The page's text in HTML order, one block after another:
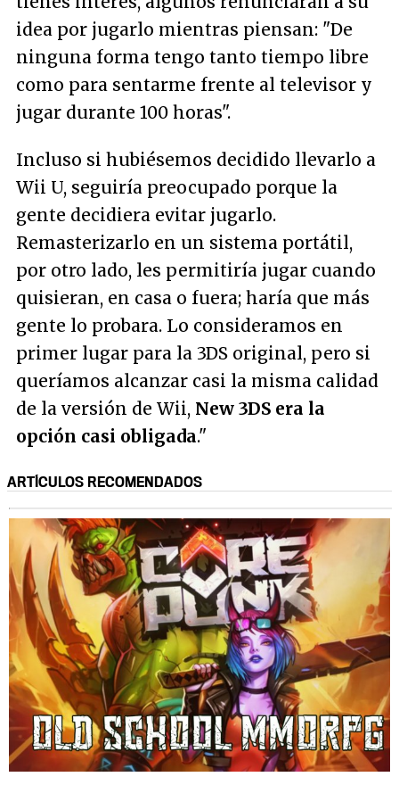
idea por jugarlo mientras piensan: "De
ninguna forma tengo tanto tiempo libre
como para sentarme frente al televisor y
jugar durante 100 horas".
Incluso si hubiésemos decidido llevarlo a
Wii U, seguiría preocupado porque la
gente decidiera evitar jugarlo.
Remasterizarlo en un sistema portátil,
por otro lado, les permitiría jugar cuando
quisieran, en casa o fuera; haría que más
gente lo probara. Lo consideramos en
primer lugar para la 3DS original, pero si
queríamos alcanzar casi la misma calidad
de la versión de Wii, New 3DS era la
opción casi obligada."
ARTÍCULOS RECOMENDADOS